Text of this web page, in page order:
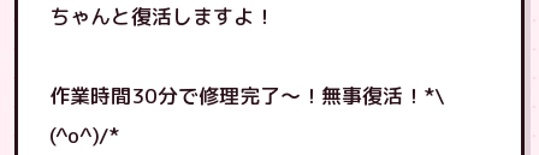
ちゃんと復活しますよ！
作業時間30分で修理完了〜！無事復活！*\
(^o^)/*